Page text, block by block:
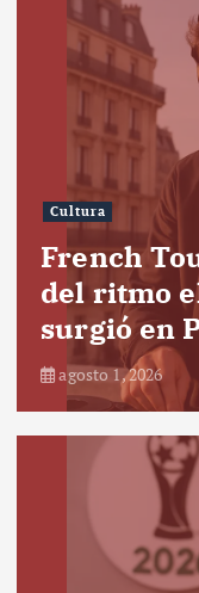
Cultura
French
del ritmo
surgió en
agosto 1, 2026